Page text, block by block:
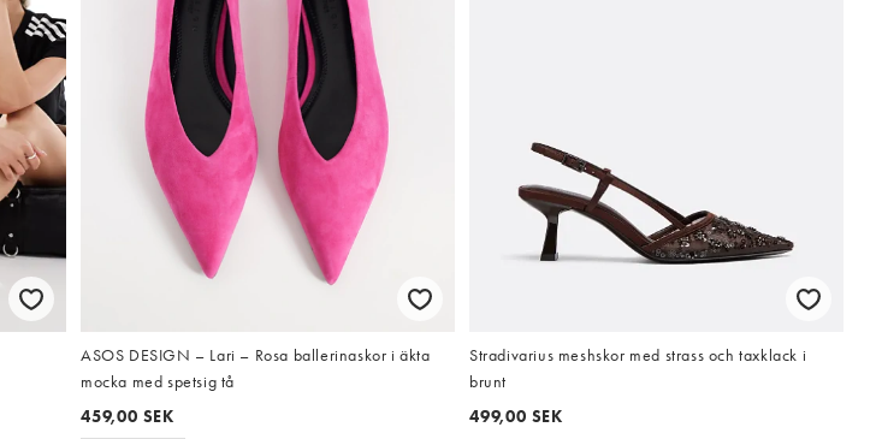
ASOS DESIGN – Lari – Rosa ballerinaskor i äkta
mocka med spetsig tå
459,00 SEK
Stradivarius meshskor med strass och taxklack i
brunt
499,00 SEK